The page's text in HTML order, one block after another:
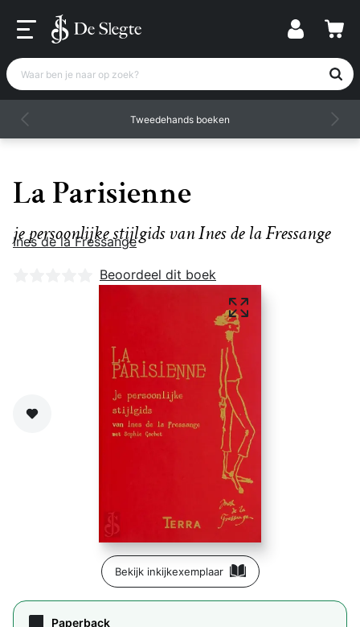
Waar ben je naar op zoek?
Tweedehands boeken
La Parisienne
je persoonlijke stijlgids van Ines de la Fressange
Ines de la Fressange
Nog geen beoordelingen
Beoordeel dit boek
Zet op verlanglijst
Bekijk inkijkexemplaar
Paperback